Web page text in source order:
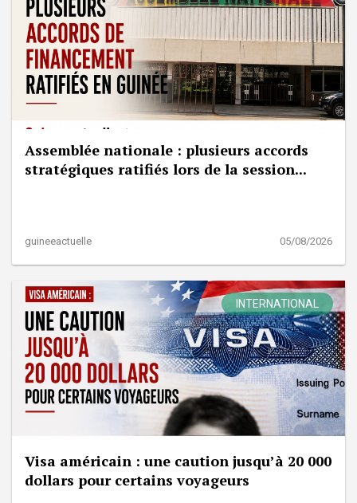
Assemblée nationale : plusieurs accords
stratégiques ratifiés lors de la session...
guineeactuelle 05/08/2026
INTERNATIONAL
Visa américain : une caution jusqu’à 20 000
dollars pour certains voyageurs